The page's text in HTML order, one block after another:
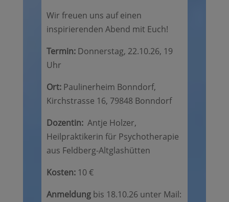
Wir freuen uns auf einen
inspirierenden Abend mit Euch!
Termin:Donnerstag, 22.10.26, 19
Uhr
Ort:Paulinerheim Bonndorf,
Kirchstrasse 16, 79848 Bonndorf
Dozentin:Antje Holzer,
Heilpraktikerin für Psychotherapie
aus Feldberg-Altglashütten
Kosten:10 €
Anmeldungbis 18.10.26 unter Mail: